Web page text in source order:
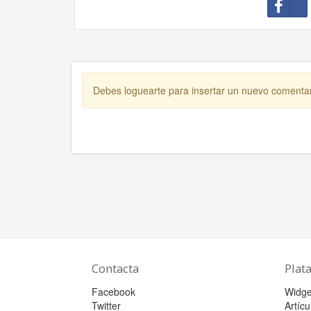
Debes loguearte para insertar un nuevo
Contacta
Facebook
Twitter